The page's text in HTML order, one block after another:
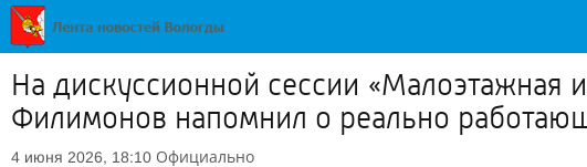
На дискуссионной сессии «Малоэтажная
Филимонов напомнил о реально
4 июня 2026, 18:10 Официально